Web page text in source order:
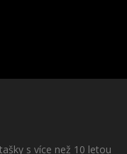
s více než 10 letou